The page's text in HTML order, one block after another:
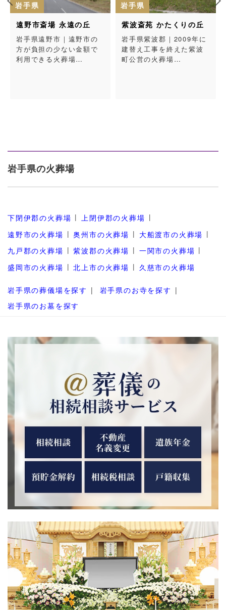
岩手県
紫波斎苑 かたくりの丘
岩手県紫波郡｜2009年に
建替え工事を終えた紫波
町公営の火葬場…
岩手県
大槌町火葬場
岩手県上閉伊郡｜大槌町
が運営する公営の火葬
場…
岩手県の火葬場
下閉伊郡の火葬場
上閉伊郡の火葬場
遠野市の火葬場
奥州市の火葬場
大船渡市の火葬場
九戸郡の火葬場
紫波郡の火葬場
一関市の火葬場
盛岡市の火葬場
北上市の火葬場 久慈市の火葬場
岩手県の葬儀場を探す
岩手県のお寺を探す
岩手県のお墓を探す